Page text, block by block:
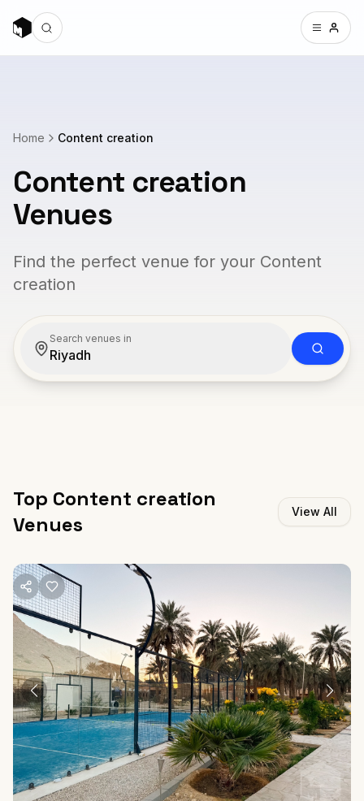
Home Content creation
Content creation
Venues
Find the perfect venue for your Content
creation
Search venues in
Riyadh
Top Content creation
Venues
View All